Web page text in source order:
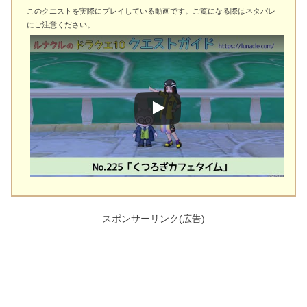
このクエストを実際にプレイしている動画です。ご覧になる際はネタバレ
にご注意ください。
スポンサーリンク(広告)